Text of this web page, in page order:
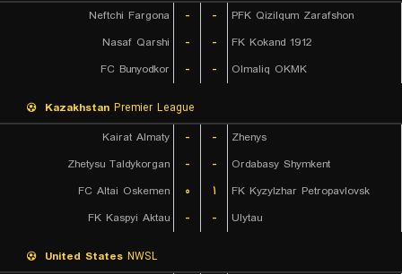
Neftchi Fargona
- -
PFK Qizilqum Zarafshon
Nasaf Qarshi
- -
FK Kokand 1912
FC Bunyodkor
- - Olmaliq OKMK
Kazakhstan Premier League
Kairat Almaty
- -
Zhenys
Zhetysu Taldykorgan
- -
Ordabasy Shymkent
FC Altai Oskemen
۰ ۱
FK Kyzylzhar Petropavlovsk
FK Kaspyi Aktau
- - Ulytau
United States NWSL